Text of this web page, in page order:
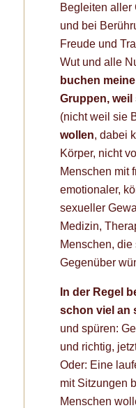
Begleiten aller
und bei
Freude und
Wut und alle
buchen
Gruppen, weil
(nicht weil sie
wollen, dabei
Körper, nicht
Menschen mit
emotionaler,
sexueller
Medizin,
Menschen,
Gegenüber
In der Regel
schon viel an
und spüren:
und richtig,
Oder: Eine
mit Sitzungen
Menschen